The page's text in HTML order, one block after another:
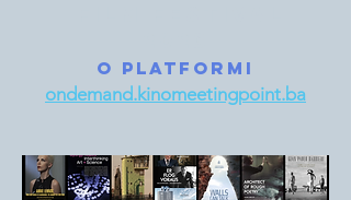
o platformi
ondemand.kinomeetingpoint.ba